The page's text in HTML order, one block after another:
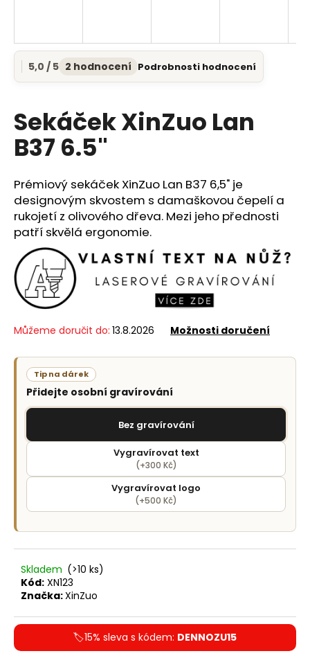
Průměrné
hodnocení
je
5,0
z
5
5,0 / 5 2 hodnocení Podrobnosti hodnocení
Sekáček XinZuo Lan
B37 6.5"
Prémiový sekáček XinZuo Lan B37 6,5" je
designovým skvostem s damaškovou čepelí a
rukojetí z olivového dřeva. Mezi jeho přednosti
patří skvělá ergonomie.
Můžeme doručit do: 13.8.2026 Možnosti doručení
Tip na dárek
Přidejte osobní gravírování
Bez gravírování
Vygravírovat text
(+300 Kč)
Vygravírovat logo
(+500 Kč)
Skladem (>10 ks)
Kód: XN123
Značka:XinZuo
🏷️15% sleva s kódem: DENNOZU15
í
?
D
o
p
o
r
u
u
e
m